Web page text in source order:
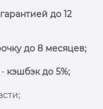
до 12
до 8 месяцев;
кэшбэк до 5%;